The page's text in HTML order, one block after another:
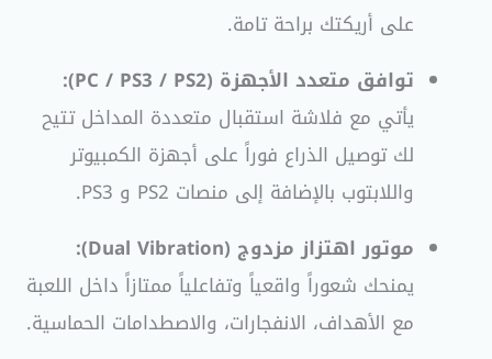
على أريكتك براحة تامة.
توافق متعدد الأجهزة (PC / PS3 / PS2):
يأتي مع فلاشة استقبال متعددة المداخل تتيح
لك توصيل الذراع فوراً على أجهزة الكمبيوتر
واللابتوب بالإضافة إلى منصات PS2 و PS3.
موتور اهتزاز مزدوج (Dual Vibration):
يمنحك شعوراً واقعياً وتفاعلياً ممتازاً داخل اللعبة
مع الأهداف، الانفجارات، والاصطدامات الحماسية.